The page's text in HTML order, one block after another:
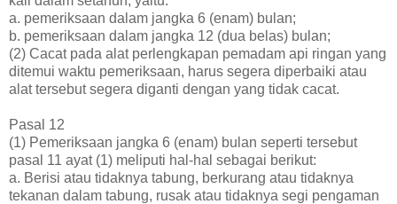
a. pemeriksaan dalam jangka 6 (enam) bulan;
b. pemeriksaan dalam jangka 12 (dua belas) bulan;
(2) Cacat pada alat perlengkapan pemadam api ringan yang
ditemui waktu pemeriksaan, harus segera diperbaiki atau
alat tersebut segera diganti dengan yang tidak cacat.
Pasal 12
(1) Pemeriksaan jangka 6 (enam) bulan seperti tersebut
pasal 11 ayat (1) meliputi hal-hal sebagai berikut:
a. Berisi atau tidaknya tabung, berkurang atau tidaknya
tekanan dalam tabung, rusak atau tidaknya segi pengaman